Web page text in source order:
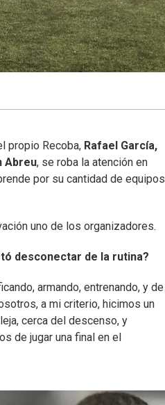
propio Recoba, Rafael García,
Abreu, se roba la atención en
por su cantidad de equipos
uno de los organizadores.
desconectar de la rutina?
armando, entrenando, y de
a mi criterio, hicimos un
cerca del descenso, y
de jugar una final en el